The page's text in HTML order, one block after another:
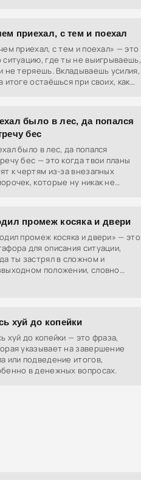
приехал, с тем и поехал
приехал, с тем и поехал» — это
ситуацию, где ты не выигрываешь,
не теряешь. Вкладываешь усилия,
итоге остаёшься при своих, как
было в лес, да попался
бес
было в лес, да попался
бес — это когда твои планы
к чертям из-за внезапных
которые ну никак не
промеж косяка и двери
промеж косяка и двери» — это
для описания ситуации,
ты застрял в сложном и
положении, словно
хуй до копейки
хуй до копейки — это фраза,
указывает на завершение
или подведение итогов,
в денежных вопросах.